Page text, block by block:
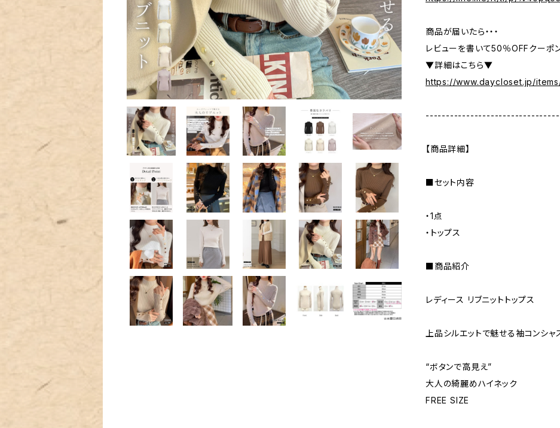
商品が届いたら・・・
レビューを書いて50％OFFクーポ
▼詳細はこちら▼
https://www.daycloset.jp/
【商品詳細】
■セット内容
・1点
・トップス
■商品紹介
レディース リブニットトップス
上品シルエットで魅せる袖コンシャ
“ボタンで高見え”
大人の綺麗めハイネック
FREE SIZE